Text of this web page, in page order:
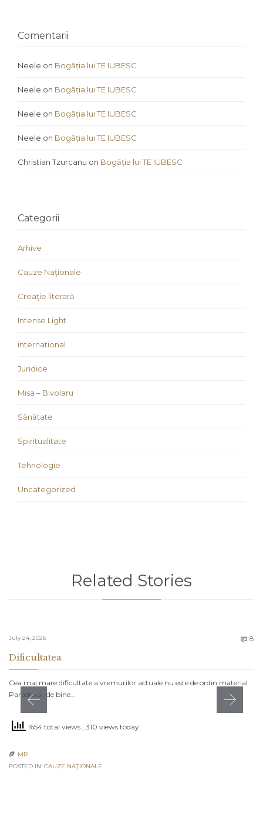
Comentarii
Neele on Bogăția lui TE IUBESC
Neele on Bogăția lui TE IUBESC
Neele on Bogăția lui TE IUBESC
Neele on Bogăția lui TE IUBESC
Christian Tzurcanu on Bogăția lui TE IUBESC
Categorii
Arhive
Cauze Naţionale
Creaţie literară
Intense Light
international
Juridice
Misa – Bivolaru
Sănătate
Spiritualitate
Tehnologie
Uncategorized
Related Stories
July 24, 2026  8
Dificultatea
Cea mai mare dificultate a vremurilor actuale nu este de ordin material.
Paradoxal, de bine…
1654 total views , 310 views today
 MR
POSTED IN: CAUZE NAŢIONALE